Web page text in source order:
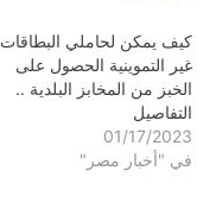
كيف يمكن لحاملي البطاقات
غير التموينية الحصول على
الخبز من المخابز البلدية ..
التفاصيل
01/17/2023
في "أخبار مصر"